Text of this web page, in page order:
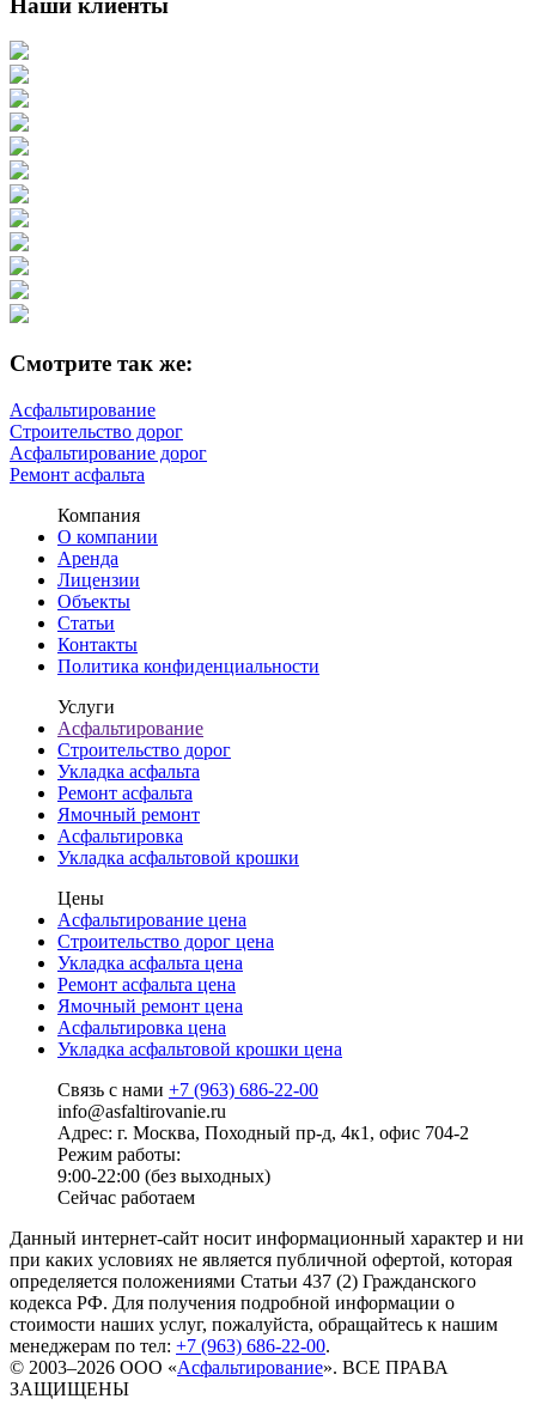
Смотрите так же:
Асфальтирование
Строительство дорог
Асфальтирование дорог
Ремонт асфальта
Компания
О компании
Аренда
Лицензии
Объекты
Статьи
Контакты
Политика конфиденциальности
Услуги
Асфальтирование
Строительство дорог
Укладка асфальта
Ремонт асфальта
Ямочный ремонт
Асфальтировка
Укладка асфальтовой крошки
Цены
Асфальтирование цена
Строительство дорог цена
Укладка асфальта цена
Ремонт асфальта цена
Ямочный ремонт цена
Асфальтировка цена
Укладка асфальтовой крошки цена
Связь с нами +7 (963) 686-22-00
info@asfaltirovanie.ru
Адрес: г. Москва, Походный пр-д, 4к1, офис 704-2
Режим работы:
9:00-22:00 (без выходных)
Сейчас работаем
Данный интернет-сайт носит информационный характер и ни
при каких условиях не является публичной офертой, которая
определяется положениями Статьи 437 (2) Гражданского
кодекса РФ. Для получения подробной информации о
стоимости наших услуг, пожалуйста, обращайтесь к нашим
менеджерам по тел: +7 (963) 686-22-00.
© 2003–2026 ООО «Асфальтирование». ВСЕ ПРАВА
ЗАЩИЩЕНЫ